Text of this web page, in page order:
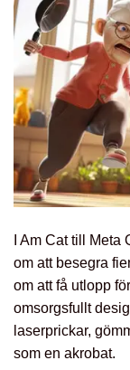
I Am Cat till
om att besegra
om att få utlopp
omsorgsfullt
laserprickar,
som en akrobat.